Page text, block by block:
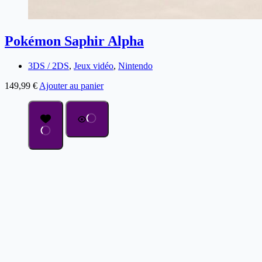
Pokémon Saphir Alpha
3DS / 2DS, Jeux vidéo, Nintendo
149,99 € Ajouter au panier